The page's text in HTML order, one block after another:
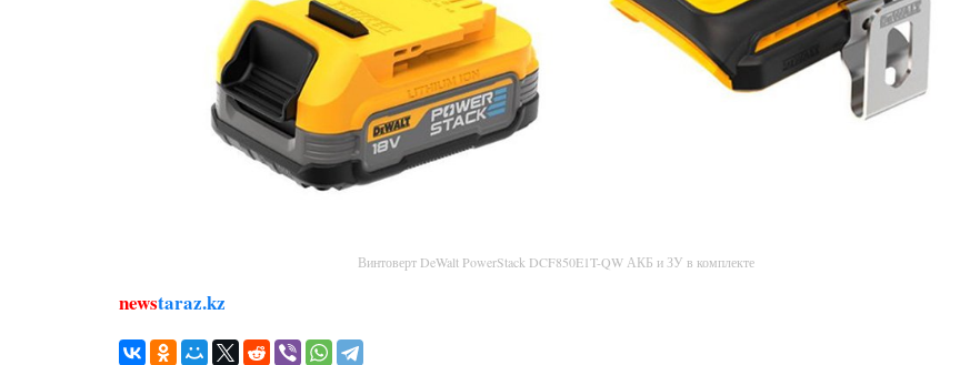
Винтоверт DeWalt PowerStack DCF850E1T-QW АКБ и ЗУ в комплекте
newstaraz.kz